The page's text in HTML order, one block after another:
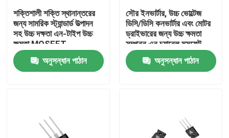
বাড়ি
আমাদের সম্পর্কে
শক্তিশালী শক্তি স্থানান্তরের
জন্য সামরিক স্ট্যান্ডার্ড উত্পাদন
সহ উচ্চ দক্ষতা এন-টাইপ উচ্চ
ক্ষমতা MOSFET
অনুসন্ধান পাঠান
সৌর ইনভার্টার, উচ্চ ভোল্টেজ
ডিসি/ডিসি কনভার্টার এবং মোটর
ড্রাইভারের জন্য উচ্চ ক্ষমতা
সম্পন্ন এন চ্যানেল মসফেট
অনুসন্ধান পাঠান